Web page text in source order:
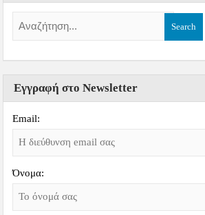
Εγγραφή στο Newsletter
Email:
Όνομα: